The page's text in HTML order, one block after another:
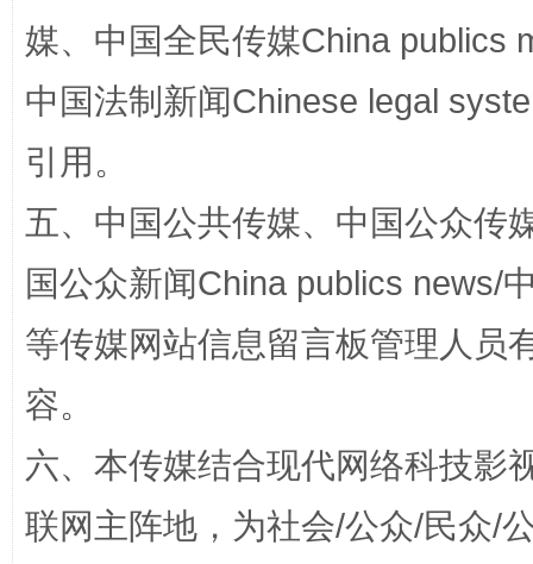
国家大学科技园优化重塑工作
扯下公款旅游的“隐身衣” 如何以
媒、中国全民传媒China publics
中国法制新闻Chinese legal
引用。
五、中国公共传媒、中国公众传
国公众新闻China publics news/
等传媒网站信息留言板管理人员
容。
六、本传媒结合现代网络科技影
联网主阵地，为社会/公众/民众/